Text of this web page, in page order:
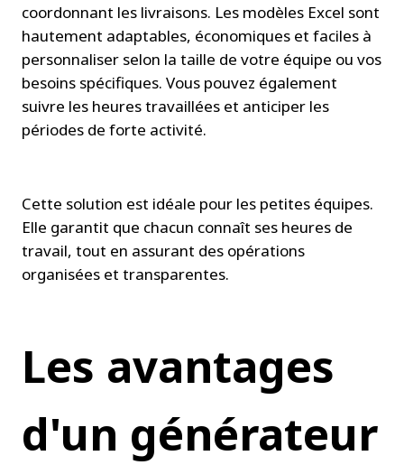
coordonnant les livraisons. Les modèles Excel sont
hautement adaptables, économiques et faciles à
personnaliser selon la taille de votre équipe ou vos
besoins spécifiques. Vous pouvez également
suivre les heures travaillées et anticiper les
périodes de forte activité.
Cette solution est idéale pour les petites équipes.
Elle garantit que chacun connaît ses heures de
travail, tout en assurant des opérations
organisées et transparentes.
Les avantages
d'un générateur